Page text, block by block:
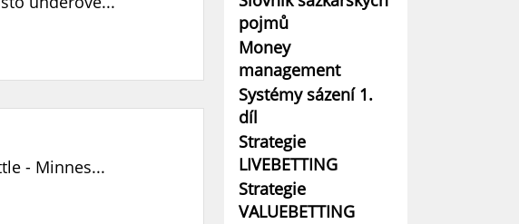
- Minnes...
pojmů
Money
management
Systémy sázení 1.
díl
Strategie
LIVEBETTING
Strategie
VALUEBETTING